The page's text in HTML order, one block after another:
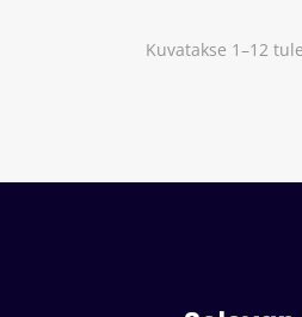
Kuvatakse 1–12